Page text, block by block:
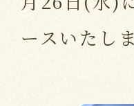
ースいたしま